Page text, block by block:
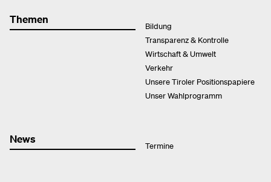
Themen
Bildung
Transparenz & Kontrolle
Wirtschaft & Umwelt
Verkehr
Unsere Tiroler Positionspapiere
Unser Wahlprogramm
News
Termine